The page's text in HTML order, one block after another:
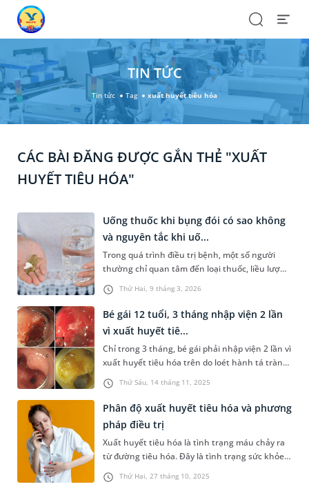
SearchOpen
TIN TỨC
Tin tức Tag xuất huyết tiêu hóa
CÁC BÀI ĐĂNG ĐƯỢC GẮN THẺ "XUẤT
HUYẾT TIÊU HÓA"
Thứ Hai, 9 tháng 3, 2026
Uống thuốc khi bụng đói có sao không
và nguyên tắc khi uố...
Trong quá trình điều trị bệnh, một số người
thường chỉ quan tâm đến loại thuốc, liều lượng
mà vô tình bỏ qua thời điểm uống. Thực tế, thời
điểm dùng thuốc được quyết định bởi sự tương
tác giữa dược chất và môi trường sinh lý dạ dày,
cùng với hướng dẫn cụ thể trên tờ hướng dẫn
sử dụng của từng thu...
Thứ Sáu, 14 tháng 11, 2025
Bé gái 12 tuổi, 3 tháng nhập viện 2 lần
vì xuất huyết tiê...
Chỉ trong 3 tháng, bé gái phải nhập viện 2 lần vì
xuất huyết tiêu hóa trên do loét hành tá tràng.
Nguyên nhân được xác định liên quan đến loại
vi khuẩn mà khoảng 70% dân số Việt Nam đang
nhiễm.
Thứ Hai, 27 tháng 10, 2025
Phân độ xuất huyết tiêu hóa và phương
pháp điều trị
Xuất huyết tiêu hóa là tình trạng máu chảy ra
từ đường tiêu hóa. Đây là tình trạng sức khỏe
nguy hiểm, cần được cấp cứu nhanh chóng để
tránh nguy hiểm tới tính mạng bệnh nhân. Xác